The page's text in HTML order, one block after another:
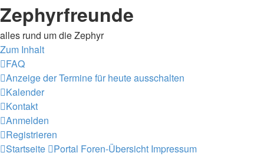
Zephyrfreunde
alles rund um die Zephyr
Zum Inhalt
FAQ
Anzeige der Termine für heute ausschalten
Kalender
Kontakt
Anmelden
Registrieren
Startseite
Portal Foren-Übersicht Impressum